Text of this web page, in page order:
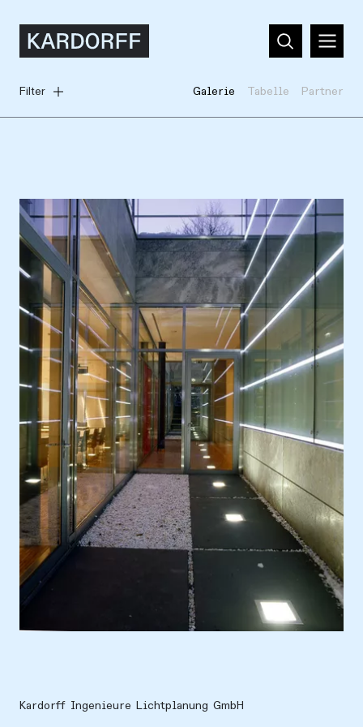
Filter Galerie Tabelle Partner
Europa, Deutschland, Kempfenhausen
Kardorff Ingenieure Lichtplanung GmbH